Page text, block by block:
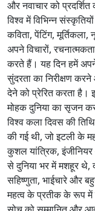
और नवाचार को
विश्व में विभिन्न
कविता, पेंटिंग,
अपने विचारों,
करते हैं। यह दिन हमें
सुंदरता का निरीक्षण
देने को प्रेरित करता
मोहक दुनिया का सृजन
विश्व कला दिवस की
की गई थी, जो इटली के
कुशल यांत्रिक,
से दुनिया भर में मशहूर थे,
सहिष्णुता, भाईचारे और
महत्व के प्रतीक के रूप में